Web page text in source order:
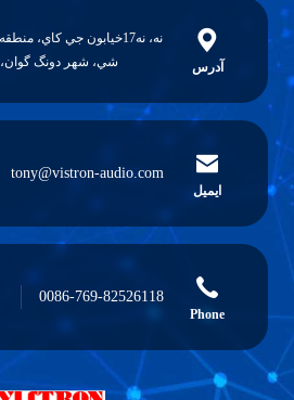
آدرس
نه، نه17خيابون جي
شي، شهر دونگ گوان،
ایمیل
tony@vistron-audio.com
Phone
0086-769-82526118